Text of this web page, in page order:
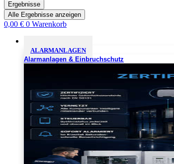
Ergebnisse
Alle Ergebnisse anzeigen
0,00 € 0 Warenkorb
ALARMANLAGEN
Alarmanlagen & Einbruchschutz